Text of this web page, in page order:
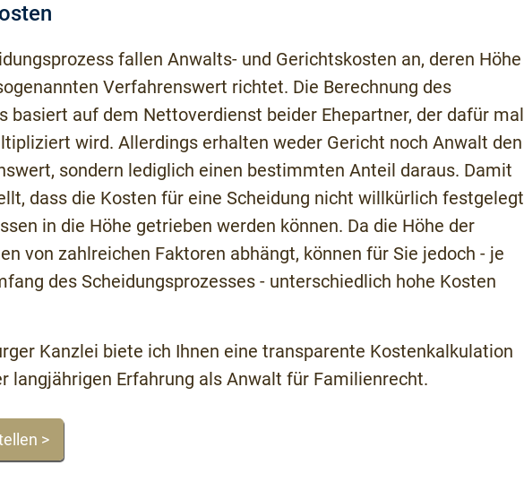
fallen Anwalts- und Gerichtskosten an, deren Höhe
Verfahrenswert richtet. Die Berechnung des
basiert auf dem Nettoverdienst beider Ehepartner, der dafür mal
wird. Allerdings erhalten weder Gericht noch Anwalt den
sondern lediglich einen bestimmten Anteil daraus. Damit
dass die Kosten für eine Scheidung nicht willkürlich festgelegt
in die Höhe getrieben werden können. Da die Höhe der
von zahlreichen Faktoren abhängt, können für Sie jedoch - je
des Scheidungsprozesses - unterschiedlich hohe Kosten
Kanzlei biete ich Ihnen eine transparente Kostenkalkulation
langjährigen Erfahrung als Anwalt für Familienrecht.
>